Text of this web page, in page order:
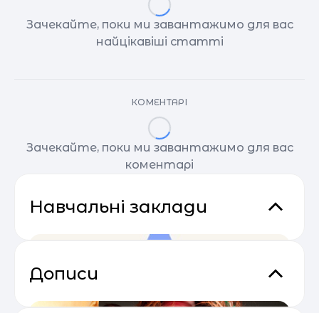
Зачекайте, поки ми завантажимо для вас
найцікавіші статті
КОМЕНТАРІ
Зачекайте, поки ми завантажимо для вас
коментарі
Навчальні заклади
Дописи